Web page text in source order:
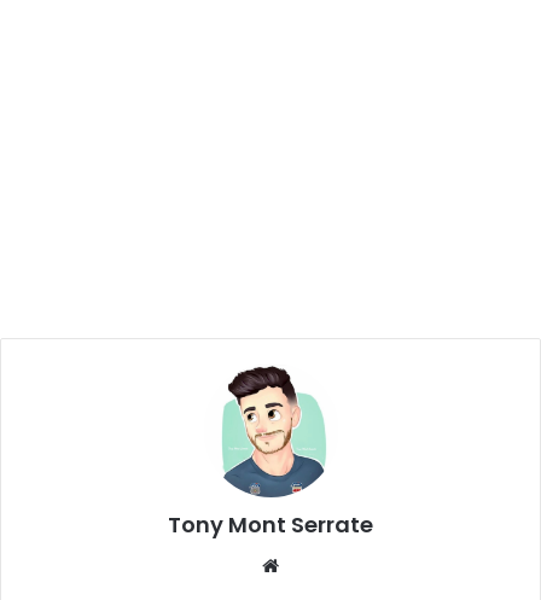
Tony Mont Serrate